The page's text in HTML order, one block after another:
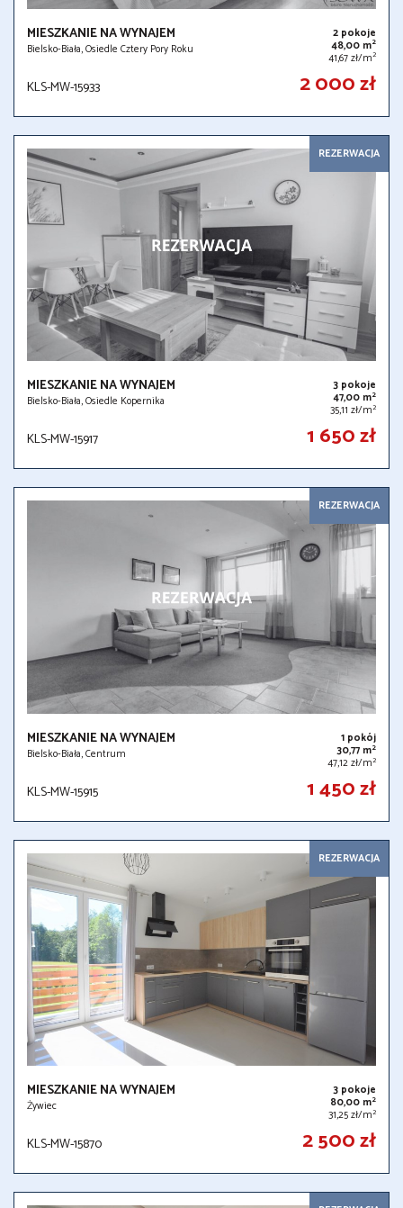
MIESZKANIE NA WYNAJEM
Bielsko-Biała, Osiedle Cztery Pory Roku
2 pokoje
48,00 m2
41,67 zł/m2
KLS-MW-15933 2 000 zł
REZERWACJA
MIESZKANIE NA WYNAJEM
Bielsko-Biała, Osiedle Kopernika
3 pokoje
47,00 m2
35,11 zł/m2
KLS-MW-15917 1 650 zł
REZERWACJA
MIESZKANIE NA WYNAJEM
Bielsko-Biała, Centrum
1 pokój
30,77 m2
47,12 zł/m2
KLS-MW-15915 1 450 zł
REZERWACJA
MIESZKANIE NA WYNAJEM
Żywiec
3 pokoje
80,00 m2
31,25 zł/m2
KLS-MW-15870 2 500 zł